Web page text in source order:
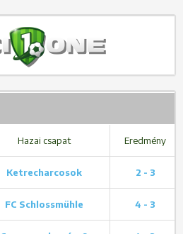
Hazai csapat Eredmény
Ketrecharcosok 2 - 3
FC Schlossmühle 4 - 3